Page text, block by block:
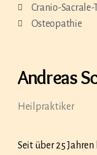
Cranio-Sacrale-
Osteopathie
Andreas
Heilpraktiker
Seit über 25